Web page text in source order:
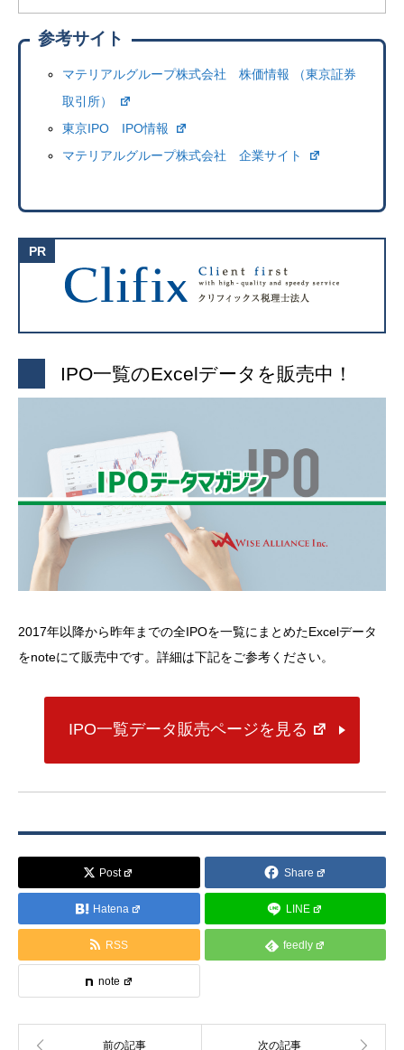
参考サイト
マテリアルグループ株式会社 株価情報 （東京証券
取引所）
東京IPO IPO情報
マテリアルグループ株式会社 企業サイト
IPO一覧のExcelデータを販売中！
2017年以降から昨年までの全IPOを一覧にまとめたExcelデータ
をnoteにて販売中です。詳細は下記をご参考ください。
IPO一覧データ販売ページを見る
Post Share
Hatena LINE
RSS feedly
note